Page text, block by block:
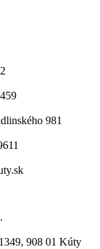
981
908 01 Kúty